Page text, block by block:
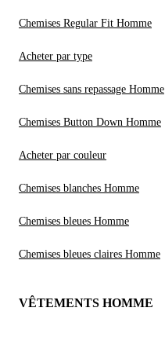
Chemises Regular Fit Homme
Acheter par type
Chemises sans repassage Homme
Chemises Button Down Homme
Acheter par couleur
Chemises blanches Homme
Chemises bleues Homme
Chemises bleues claires Homme
VÊTEMENTS HOMME